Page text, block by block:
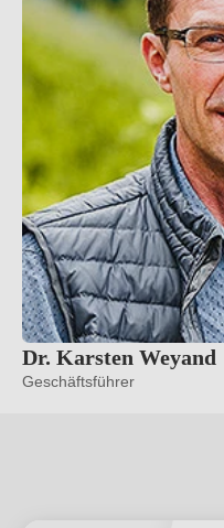
Dr. Karsten Weyand
Geschäftsführer